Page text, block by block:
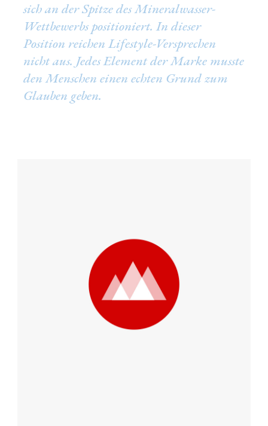
sich an der Spitze des Mineralwasser-
Wettbewerbs positioniert. In dieser
Position reichen Lifestyle-Versprechen
nicht aus. Jedes Element der Marke musste
den Menschen einen echten Grund zum
Glauben geben.